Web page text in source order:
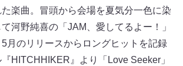
楽曲。冒頭から会場を夏気分一色に染
河野純喜の「JAM、愛してるよー！」
月のリリースからロングヒットを記録
HITCHHIKER』より「Love Seeker」